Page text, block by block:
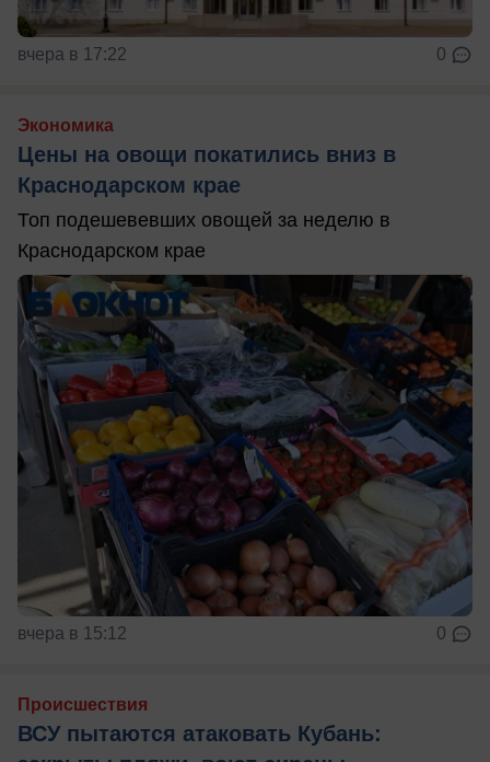
вчера в 17:22 0
Экономика
Цены на овощи покатились вниз в
Краснодарском крае
Топ подешевевших овощей за неделю в
Краснодарском крае
вчера в 15:12 0
Происшествия
ВСУ пытаются атаковать Кубань: